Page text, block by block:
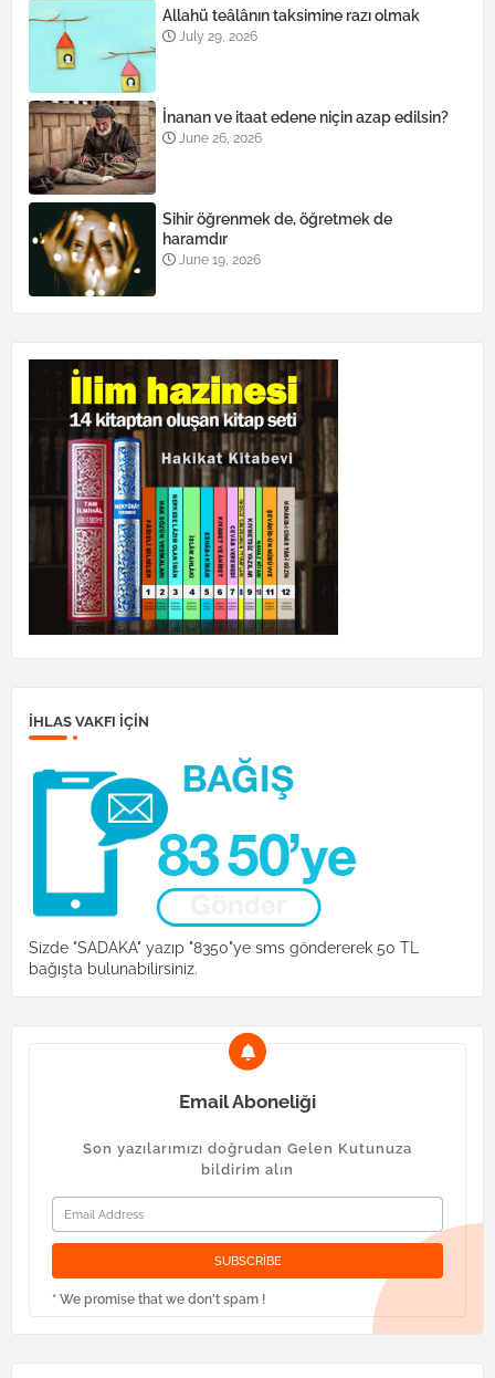
Allahü teâlânın taksimine razı olmak
July 29, 2026
İnanan ve itaat edene niçin azap edilsin?
June 26, 2026
Sihir öğrenmek de, öğretmek de
haramdır
June 19, 2026
İHLAS VAKFI IÇIN
Sizde "SADAKA" yazıp "8350"ye sms göndererek 50 TL
bağışta bulunabilirsiniz.
Email Aboneliği
Son yazılarımızı doğrudan Gelen Kutunuza
bildirim alın
* We promise that we don't spam !